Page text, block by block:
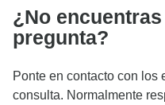
¿No
pregunta?
Ponte en contacto con los
consulta. Normalmente